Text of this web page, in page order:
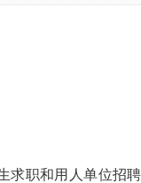
求职和用人单位招